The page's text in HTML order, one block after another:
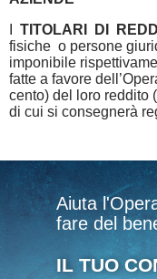
TITOLARI DI
fisiche o persone
imponibile
fatte a favore
cento) del loro reddito
di cui si consegnerà
Aiuta
fare del
IL TUO